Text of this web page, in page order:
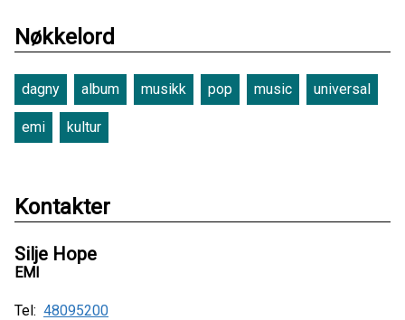
Nøkkelord
dagny album musikk pop music universal
emi kultur
Kontakter
Silje Hope
EMI
Tel: 48095200